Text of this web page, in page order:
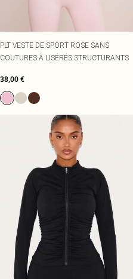
PLT VESTE DE SPORT ROSE SANS
COUTURES À LISÉRÉS STRUCTURANTS
38,00 €